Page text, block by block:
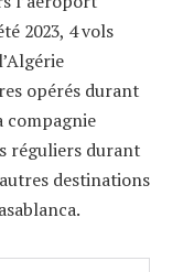
2023, 4 vols
opérés durant
compagnie
réguliers durant
destinations